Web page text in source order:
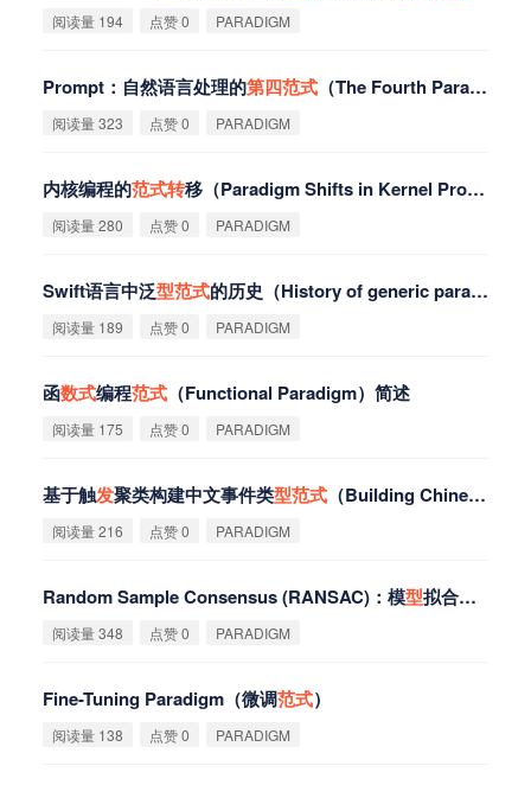
阅读量 194 点赞 0 PARADIGM
Prompt：自然语言处理的第四范式 （The Fourth Paradigm for NLP）
阅读量 323 点赞 0 PARADIGM
内核编程的范式转移（Paradigm Shifts in Kernel Programming）
阅读量 280 点赞 0 PARADIGM
Swift语言中泛型范式的历史（History of generic paradigm）
阅读量 189 点赞 0 PARADIGM
函数式编程范式 （Functional Paradigm）简述
阅读量 175 点赞 0 PARADIGM
基于触发聚类构建中文事件类型范式 （Building Chinese Event Type Paradigm Based on Trigger Clustering）
阅读量 216 点赞 0 PARADIGM
Random Sample Consensus (RANSAC)：模型拟合的经典
阅读量 348 点赞 0 PARADIGM
Fine-Tuning Paradigm（微调范式）
阅读量 138 点赞 0 PARADIGM